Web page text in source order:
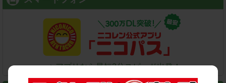
⇒ アプリなら最短3分スピード出発！